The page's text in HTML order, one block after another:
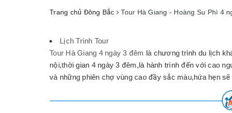
Trang chủ Đông Bắc Tour Hà Giang - Hoàng Su Phì 4
Lịch Trình Tour
Tour Hà Giang 4 ngày 3 đêm là chương trình du lịch
nội,thời gian 4 ngày 3 đêm,là hành trình đến với cao
và những phiên chợ vùng cao đầy sắc màu,hứa hẹn